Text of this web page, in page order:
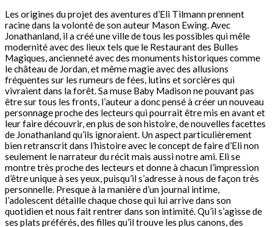
Les origines du projet des aventures d’Eli Tilmann prennent
racine dans la volonté de son auteur Mason Ewing. Avec
Jonathanland, il a créé une ville de tous les possibles qui mêle
modernité avec des lieux tels que le Restaurant des Bulles
Magiques, ancienneté avec des monuments historiques comme
le château de Jordan, et même magie avec des allusions
fréquentes sur les rumeurs de fées, lutins et sorcières qui
vivraient dans la forêt. Sa muse Baby Madison ne pouvant pas
être sur tous les fronts, l’auteur a donc pensé à créer un nouveau
personnage proche des lecteurs qui pourrait être mis en avant et
leur faire découvrir, en plus de son histoire, de nouvelles facettes
de Jonathanland qu’ils ignoraient. Un aspect particulièrement
bien retranscrit dans l’histoire avec le concept de faire d’Eli non
seulement le narrateur du récit mais aussi notre ami. Eli se
montre très proche des lecteurs et donne à chacun l’impression
d’être unique à ses yeux, puisqu’il s’adresse à nous de façon très
personnelle. Presque à la manière d’un journal intime,
l’adolescent détaille chaque chose qui lui arrive dans son
quotidien et nous fait rentrer dans son intimité. Qu’il s’agisse de
ses plats préférés, des filles qu’il trouve les plus canons, des